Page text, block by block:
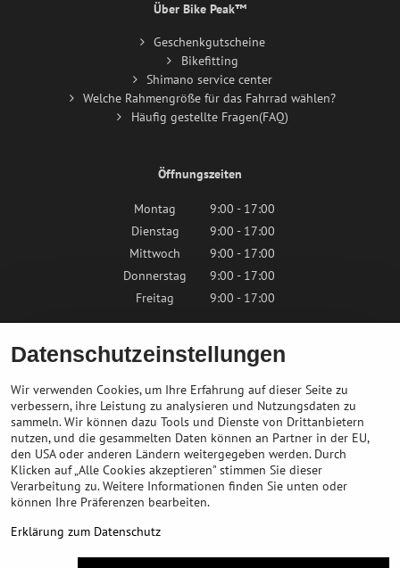
Über Bike Peak™
Geschenkgutscheine
Bikefitting
Shimano service center
Welche Rahmengröße für das Fahrrad wählen?
Häufig gestellte Fragen(FAQ)
Öffnungszeiten
Montag
9:00 - 17:00
Dienstag
9:00 - 17:00
Mittwoch
9:00 - 17:00
Donnerstag
9:00 - 17:00
Freitag
9:00 - 17:00
Samstag
9:00 - 12:00
Sonntag
Geschlossen
Kontaktieren Sie uns
info@bikepeak.at
+436764858804
Datenschutzeinstellungen
Wir verwenden Cookies, um Ihre Erfahrung auf dieser Seite zu
verbessern, ihre Leistung zu analysieren und Nutzungsdaten zu
sammeln. Wir können dazu Tools und Dienste von Drittanbietern
nutzen, und die gesammelten Daten können an Partner in der EU,
den USA oder anderen Ländern weitergegeben werden. Durch
Klicken auf „Alle Cookies akzeptieren" stimmen Sie dieser
Verarbeitung zu. Weitere Informationen finden Sie unten oder
können Ihre Präferenzen bearbeiten.
Erklärung zum Datenschutz